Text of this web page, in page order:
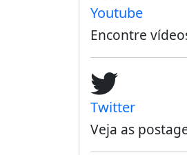
Youtube
Encontre
Twitter
Veja as